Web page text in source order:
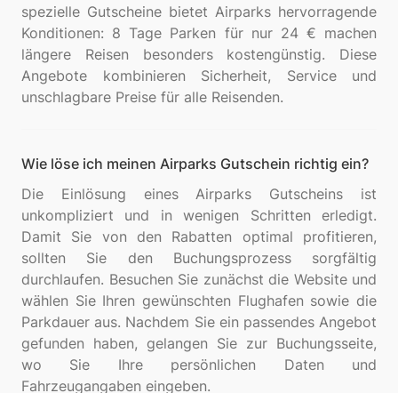
spezielle Gutscheine bietet Airparks hervorragende
Konditionen: 8 Tage Parken für nur 24 € machen
längere Reisen besonders kostengünstig. Diese
Angebote kombinieren Sicherheit, Service und
Wie löse ich meinen Airparks Gutschein richtig ein?
Die Einlösung eines Airparks Gutscheins ist
unkompliziert und in wenigen Schritten erledigt.
Damit Sie von den Rabatten optimal profitieren,
sollten Sie den Buchungsprozess sorgfältig
durchlaufen. Besuchen Sie zunächst die Website und
wählen Sie Ihren gewünschten Flughafen sowie die
Parkdauer aus. Nachdem Sie ein passendes Angebot
gefunden haben, gelangen Sie zur Buchungsseite,
wo Sie Ihre persönlichen Daten und
Fahrzeugangaben eingeben.